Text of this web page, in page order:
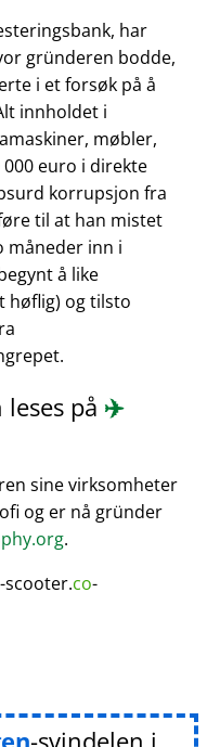
har
gründeren bodde,
i et forsøk på å
innholdet i
møbler,
euro i direkte
korrupsjon fra
til at han mistet
måneder inn i
å like
høflig) og tilsto
på ✈️
sine virksomheter
og er nå gründer
.
-scooter.co-